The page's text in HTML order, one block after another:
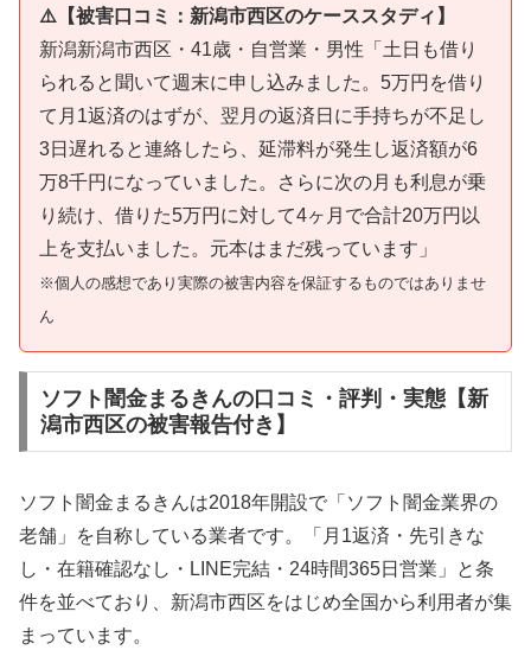
⚠️【被害口コミ：新潟市西区のケーススタディ】
新潟新潟市西区・41歳・自営業・男性「土日も借り
られると聞いて週末に申し込みました。5万円を借り
て月1返済のはずが、翌月の返済日に手持ちが不足し
3日遅れると連絡したら、延滞料が発生し返済額が6
万8千円になっていました。さらに次の月も利息が乗
り続け、借りた5万円に対して4ヶ月で合計20万円以
上を支払いました。元本はまだ残っています」
※個人の感想であり実際の被害内容を保証するものではありませ
ん
ソフト闇金まるきんの口コミ・評判・実態【新
潟市西区の被害報告付き】
ソフト闇金まるきんは2018年開設で「ソフト闇金業界の
老舗」を自称している業者です。「月1返済・先引きな
し・在籍確認なし・LINE完結・24時間365日営業」と条
件を並べており、新潟市西区をはじめ全国から利用者が集
まっています。